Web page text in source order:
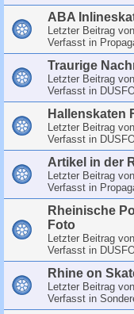
ABA
Letzter Beitrag von
Verfasst in
Traurige
Letzter Beitrag von
Verfasst in
Hallenskaten
Letzter Beitrag von
Verfasst in
Artikel in der
Letzter Beitrag von
Verfasst in
Rheinische
Foto
Letzter Beitrag von
Verfasst in
Rhine on
Letzter Beitrag von
Verfasst in